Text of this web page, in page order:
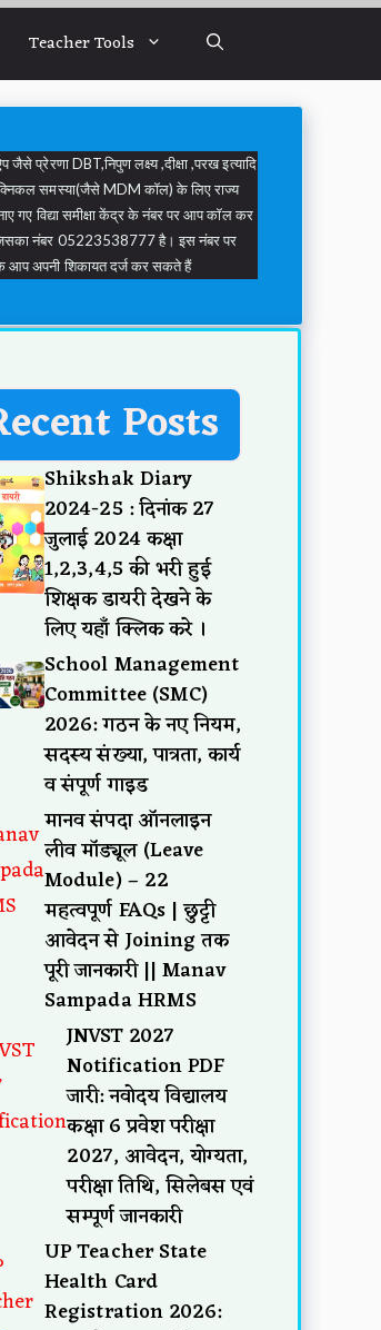
Teacher Tools
जैसे प्रेरणा DBT,निपुण लक्ष्य ,दीक्षा ,परख इत्यादि
समस्या(जैसे MDM कॉल) के लिए राज्य
गए विद्या समीक्षा केंद्र के नंबर पर आप कॉल कर
नंबर 05223538777 है। इस नंबर पर
अपनी शिकायत दर्ज कर सकते हैं
Posts
Shikshak Diary
2024-25 : दिनांक 27
जुलाई 2024 कक्षा
1,2,3,4,5 की भरी हुई
शिक्षक डायरी देखने के
लिए यहाँ क्लिक करे ।
School Management
Committee (SMC)
2026: गठन के नए नियम,
सदस्य संख्या, पात्रता, कार्य
व संपूर्ण गाइड
मानव संपदा ऑनलाइन
लीव मॉड्यूल (Leave
Module) – 22
महत्वपूर्ण FAQs | छुट्टी
आवेदन से Joining तक
पूरी जानकारी || Manav
Sampada HRMS
JNVST 2027
Notification PDF
जारी: नवोदय विद्यालय
कक्षा 6 प्रवेश परीक्षा
2027, आवेदन, योग्यता,
परीक्षा तिथि, सिलेबस एवं
सम्पूर्ण जानकारी
UP Teacher State
Health Card
Registration 2026: